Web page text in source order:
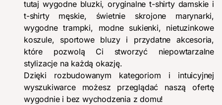
tutaj wygodne bluzki, oryginalne t-shirty damskie i
t-shirty męskie, świetnie skrojone marynarki,
wygodne trampki, modne sukienki, nietuzinkowe
koszule, sportowe bluzy i przydatne akcesoria,
które pozwolą Ci stworzyć niepowtarzalne
stylizacje na każdą okazję.
Dzięki rozbudowanym kategoriom i intuicyjnej
wyszukiwarce możesz przeglądać naszą ofertę
wygodnie i bez wychodzenia z domu!